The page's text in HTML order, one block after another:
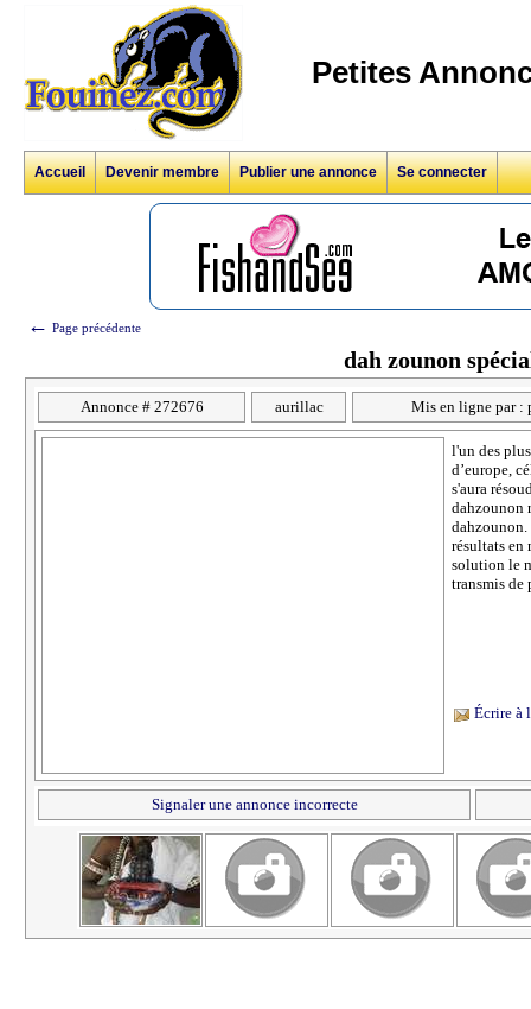
Petites
Accueil Devenir membre Publier une annonce Se connecter
← Page précédente
dah zounon
Annonce # 272676 aurillac Mis en ligne par :
l'un des
d’europe,
s'aura
dahzounon
dahzounon.
résultats en
solution le
transmis de
Écrire à
Signaler une annonce incorrecte